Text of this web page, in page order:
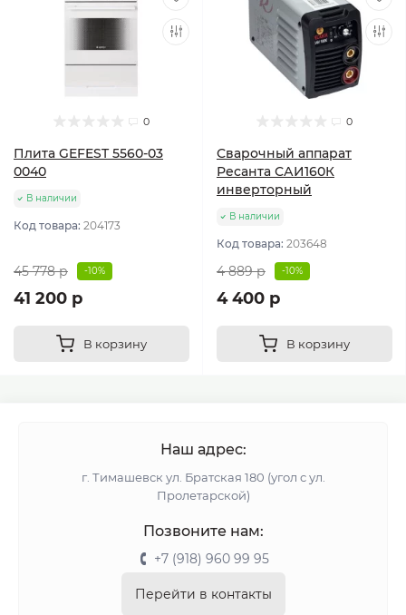
0
Плита GEFEST 5560-03
0040
В наличии
Код товара: 204173
45 778 р -10%
41 200 р
В корзину
0
Сварочный аппарат
Ресанта САИ160К
инверторный
В наличии
Код товара: 203648
4 889 р -10%
4 400 р
В корзину
Наш адрес:
г. Тимашевск ул. Братская 180 (угол с ул.
Пролетарской)
Позвоните нам:
+7 (918) 960 99 95
Перейти в контакты